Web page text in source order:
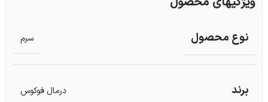
نوع محصول سرم
برند درمال فوکوس